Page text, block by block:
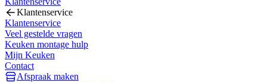
Klantenservice
Klantenservice
Veel gestelde vragen
Keuken montage hulp
Mijn Keuken
Contact
Afspraak maken